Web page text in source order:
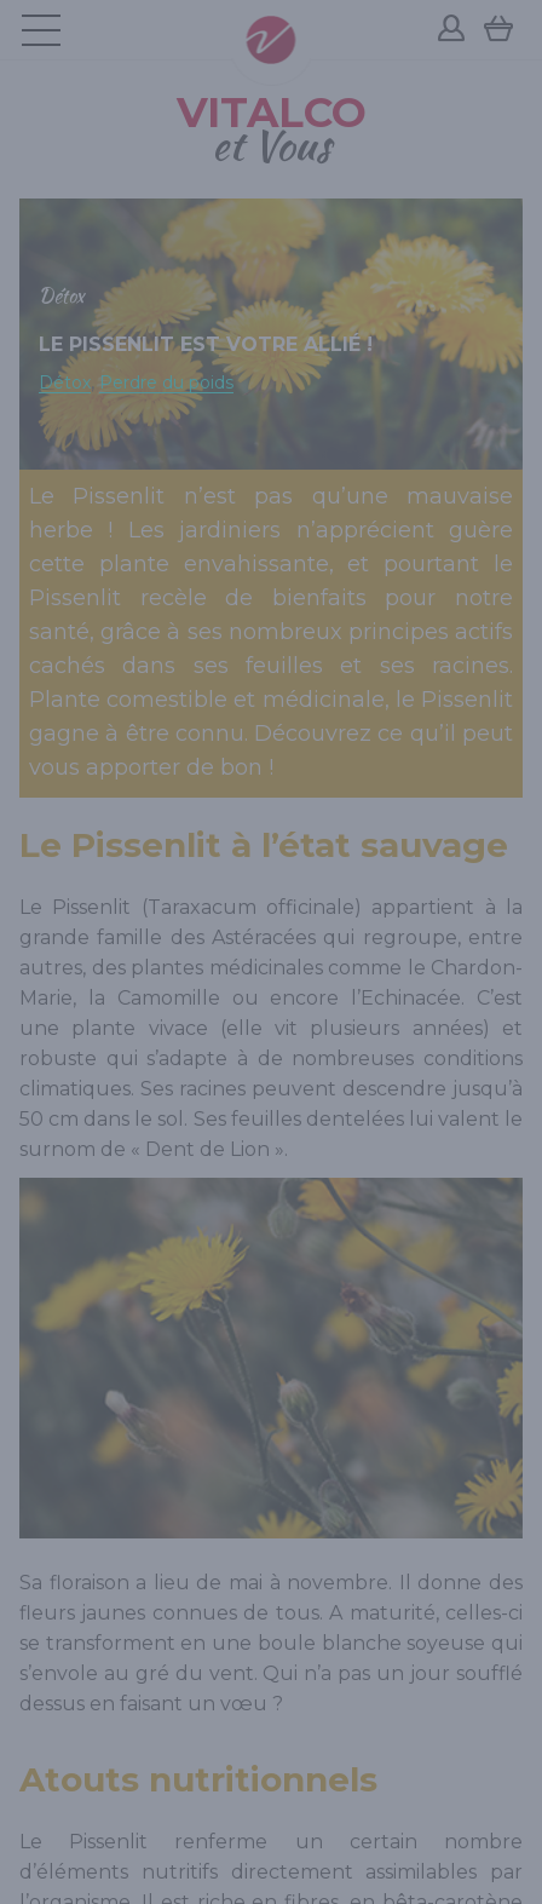
VITALCO
et Vous
Détox
LE PISSENLIT EST VOTRE ALLIÉ !
Détox, Perdre du poids
Le Pissenlit n’est pas qu’une mauvaise
herbe ! Les jardiniers n’apprécient guère
cette plante envahissante, et pourtant le
Pissenlit recèle de bienfaits pour notre
santé, grâce à ses nombreux principes actifs
cachés dans ses feuilles et ses racines.
Plante comestible et médicinale, le Pissenlit
gagne à être connu. Découvrez ce qu’il peut
vous apporter de bon !
Le Pissenlit à l’état sauvage
Le Pissenlit (Taraxacum officinale) appartient à la
grande famille des Astéracées qui regroupe, entre
autres, des plantes médicinales comme le Chardon-
Marie, la Camomille ou encore l’Echinacée. C’est
une plante vivace (elle vit plusieurs années) et
robuste qui s’adapte à de nombreuses conditions
climatiques. Ses racines peuvent descendre jusqu’à
50 cm dans le sol. Ses feuilles dentelées lui valent le
surnom de « Dent de Lion ».
Sa floraison a lieu de mai à novembre. Il donne des
fleurs jaunes connues de tous. A maturité, celles-ci
se transforment en une boule blanche soyeuse qui
s’envole au gré du vent. Qui n’a pas un jour soufflé
dessus en faisant un vœu ?
Atouts nutritionnels
Le Pissenlit renferme un certain nombre
d’éléments nutritifs directement assimilables par